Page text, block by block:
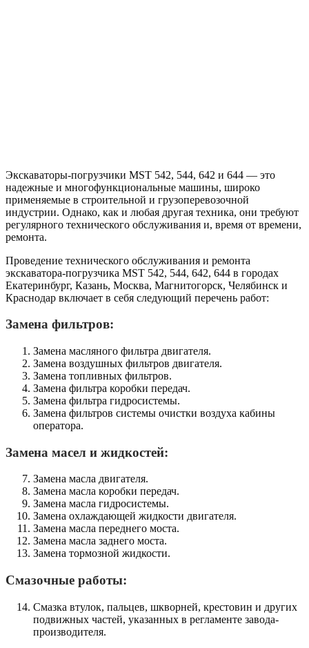
Экскаваторы-погрузчики MST 542, 544, 642 и 644 — это
надежные и многофункциональные машины, широко
применяемые в строительной и грузоперевозочной
индустрии. Однако, как и любая другая техника, они требуют
регулярного технического обслуживания и, время от времени,
ремонта.
Проведение технического обслуживания и ремонта
экскаватора-погрузчика MST 542, 544, 642, 644 в городах
Екатеринбург, Казань, Москва, Магнитогорск, Челябинск и
Краснодар включает в себя следующий перечень работ:
Замена фильтров:
Замена масляного фильтра двигателя.
Замена воздушных фильтров двигателя.
Замена топливных фильтров.
Замена фильтра коробки передач.
Замена фильтра гидросистемы.
Замена фильтров системы очистки воздуха кабины
оператора.
Замена масел и жидкостей:
Замена масла двигателя.
Замена масла коробки передач.
Замена масла гидросистемы.
Замена охлаждающей жидкости двигателя.
Замена масла переднего моста.
Замена масла заднего моста.
Замена тормозной жидкости.
Смазочные работы:
Смазка втулок, пальцев, шкворней, крестовин и других
подвижных частей, указанных в регламенте завода-
производителя.